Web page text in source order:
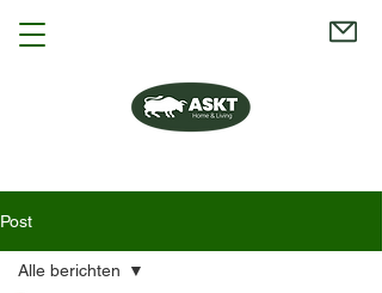
Post
Alle berichten